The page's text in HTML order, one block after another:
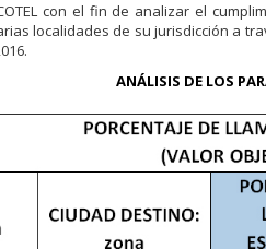
con el fin de analizar el
localidades de su jurisdicción a
ANÁLISIS DE LOS